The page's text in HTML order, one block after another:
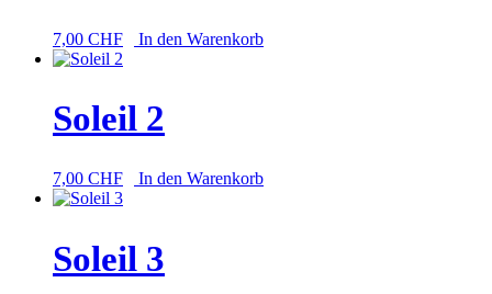
7,00 CHF In den Warenkorb
Soleil 2
7,00 CHF In den Warenkorb
Soleil 3